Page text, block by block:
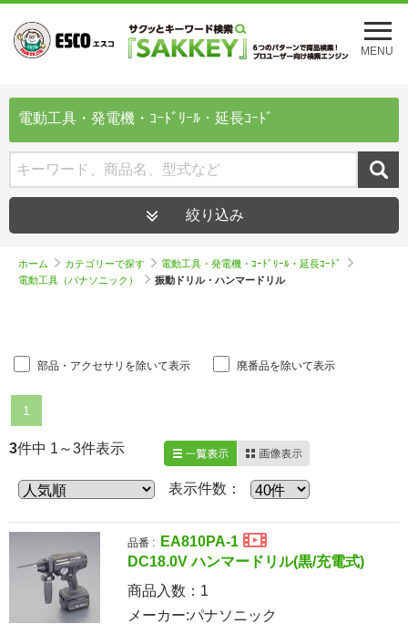
メ
ニ
ュ
を
MENU
電動工具・発電機・ｺｰﾄﾞﾘｰﾙ・延長ｺｰﾄﾞ
絞り込み
ホーム カテゴリーで探す
電動工具・発電機・ｺｰﾄﾞﾘｰﾙ・延長ｺｰﾄﾞ
電動工具（パナソニック）
振動ドリル・ハンマードリル
部品・アクセサリを除いて表示 廃番品を除いて表示
1
3件中 1～3件表示 一覧表示
表示件数：
品番 :
EA810PA-1
DC18.0V ハンマードリル(黒/充電式)
商品入数： 1
メーカー:パナソニック